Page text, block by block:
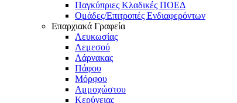
Παγκύπριες Κλαδικές ΠΟΕΔ
Ομάδες/Επιτροπές Ενδιαφερόντων
Επαρχιακά Γραφεία
Λευκωσίας
Λεμεσού
Λάρνακας
Πάφου
Μόρφου
Αμμοχώστου
Κερύνειας